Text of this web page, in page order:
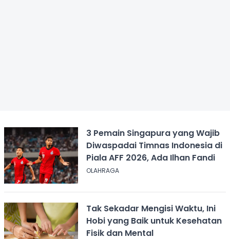
3 Pemain Singapura yang Wajib
Diwaspadai Timnas Indonesia di
Piala AFF 2026, Ada Ilhan Fandi
OLAHRAGA
Tak Sekadar Mengisi Waktu, Ini
Hobi yang Baik untuk Kesehatan
Fisik dan Mental